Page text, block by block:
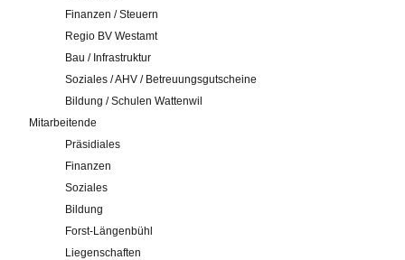
Finanzen / Steuern
Regio BV Westamt
Bau / Infrastruktur
Soziales / AHV / Betreuungsgutscheine
Bildung / Schulen Wattenwil
Mitarbeitende
Präsidiales
Finanzen
Soziales
Bildung
Forst-Längenbühl
Liegenschaften